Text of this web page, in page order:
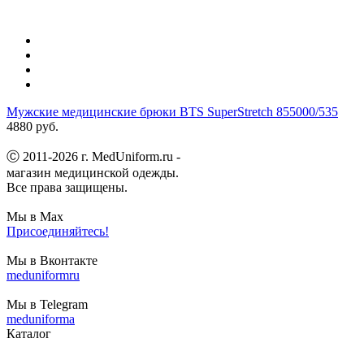
Мужские медицинские брюки BTS SuperStretch 855000/535
4880 руб.
Ⓒ 2011-2026 г. MedUniform.ru -
магазин медицинской одежды.
Все права защищены.
Мы в Max
Присоединяйтесь!
Мы в Вконтакте
meduniformru
Мы в Telegram
meduniforma
Каталог